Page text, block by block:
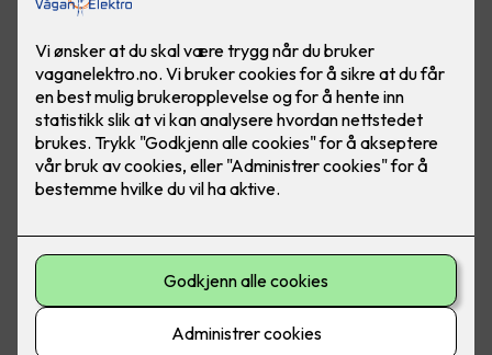
Teknologi fra Elotec redder liv
Elotec Ajax er et profesjonelt og trådløst sikkerhetssystem
som beskytter hjemmet ditt mot blant annet innbrudd, brann
og vannlekkasje - full trygghet for både deg og boligen din.